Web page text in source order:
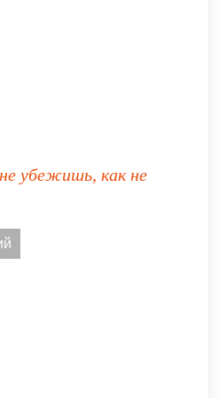
убежишь, как не